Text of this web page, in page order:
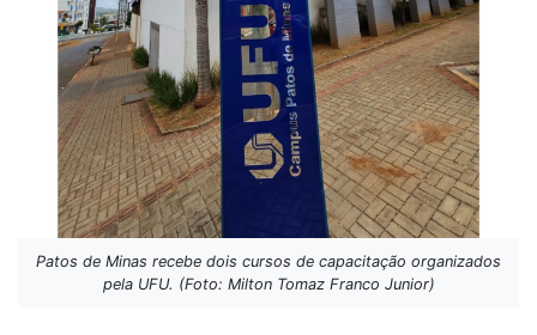
Patos de Minas recebe dois cursos de capacitação organizados
pela UFU. (Foto: Milton Tomaz Franco Junior)